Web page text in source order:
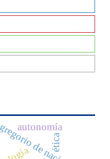
de nacianzo
ética
autonomía